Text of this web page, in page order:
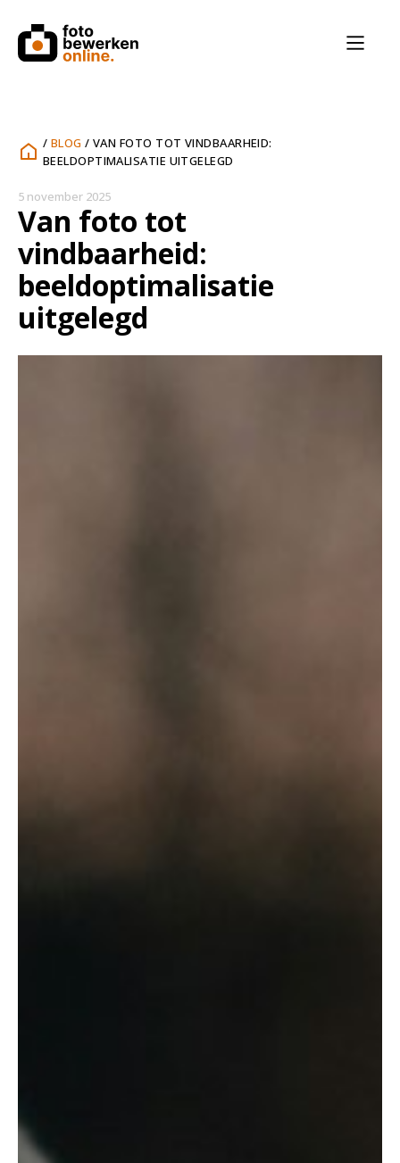
/ BLOG /VAN FOTO TOT VINDBAARHEID:
BEELDOPTIMALISATIE UITGELEGD
5 november 2025
Van foto tot
vindbaarheid:
beeldoptimalisatie
uitgelegd